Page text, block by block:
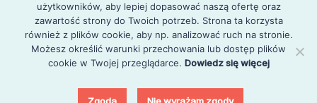
poniedzialek – piątek
7:30 – 15:30
użytkowników, aby lepiej dopasować naszą ofertę oraz
zawartość strony do Twoich potrzeb. Strona ta korzysta
również z plików cookie, aby np. analizować ruch na stronie.
Możesz określić warunki przechowania lub dostęp plików
cookie w Twojej przeglądarce. Dowiedz się więcej